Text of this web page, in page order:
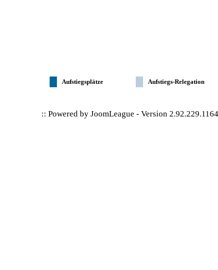
Aufstiegsplätze Aufstiegs-Relegation
:: Powered byJoomLeague -Version